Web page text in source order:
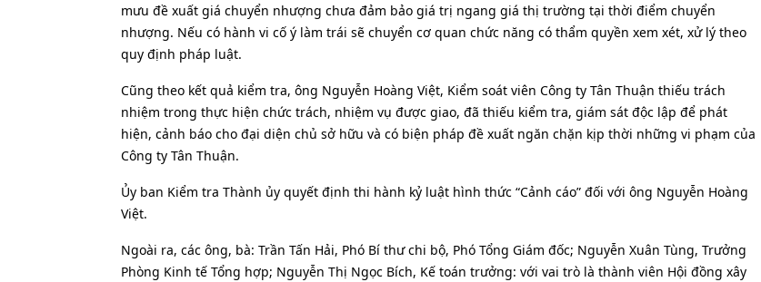
mưu đề xuất giá chuyển nhượng chưa đảm bảo giá trị ngang giá thị trường tại thời điểm chuyển
nhượng. Nếu có hành vi cố ý làm trái sẽ chuyển cơ quan chức năng có thẩm quyền xem xét, xử lý theo
quy định pháp luật.
Cũng theo kết quả kiểm tra, ông Nguyễn Hoàng Việt, Kiểm soát viên Công ty Tân Thuận thiếu trách
nhiệm trong thực hiện chức trách, nhiệm vụ được giao, đã thiếu kiểm tra, giám sát độc lập để phát
hiện, cảnh báo cho đại diện chủ sở hữu và có biện pháp đề xuất ngăn chặn kịp thời những vi phạm của
Công ty Tân Thuận.
Ủy ban Kiểm tra Thành ủy quyết định thi hành kỷ luật hình thức “Cảnh cáo” đối với ông Nguyễn Hoàng
Việt.
Ngoài ra, các ông, bà: Trần Tấn Hải, Phó Bí thư chi bộ, Phó Tổng Giám đốc; Nguyễn Xuân Tùng, Trưởng
Phòng Kinh tế Tổng hợp; Nguyễn Thị Ngọc Bích, Kế toán trưởng: với vai trò là thành viên Hội đồng xây